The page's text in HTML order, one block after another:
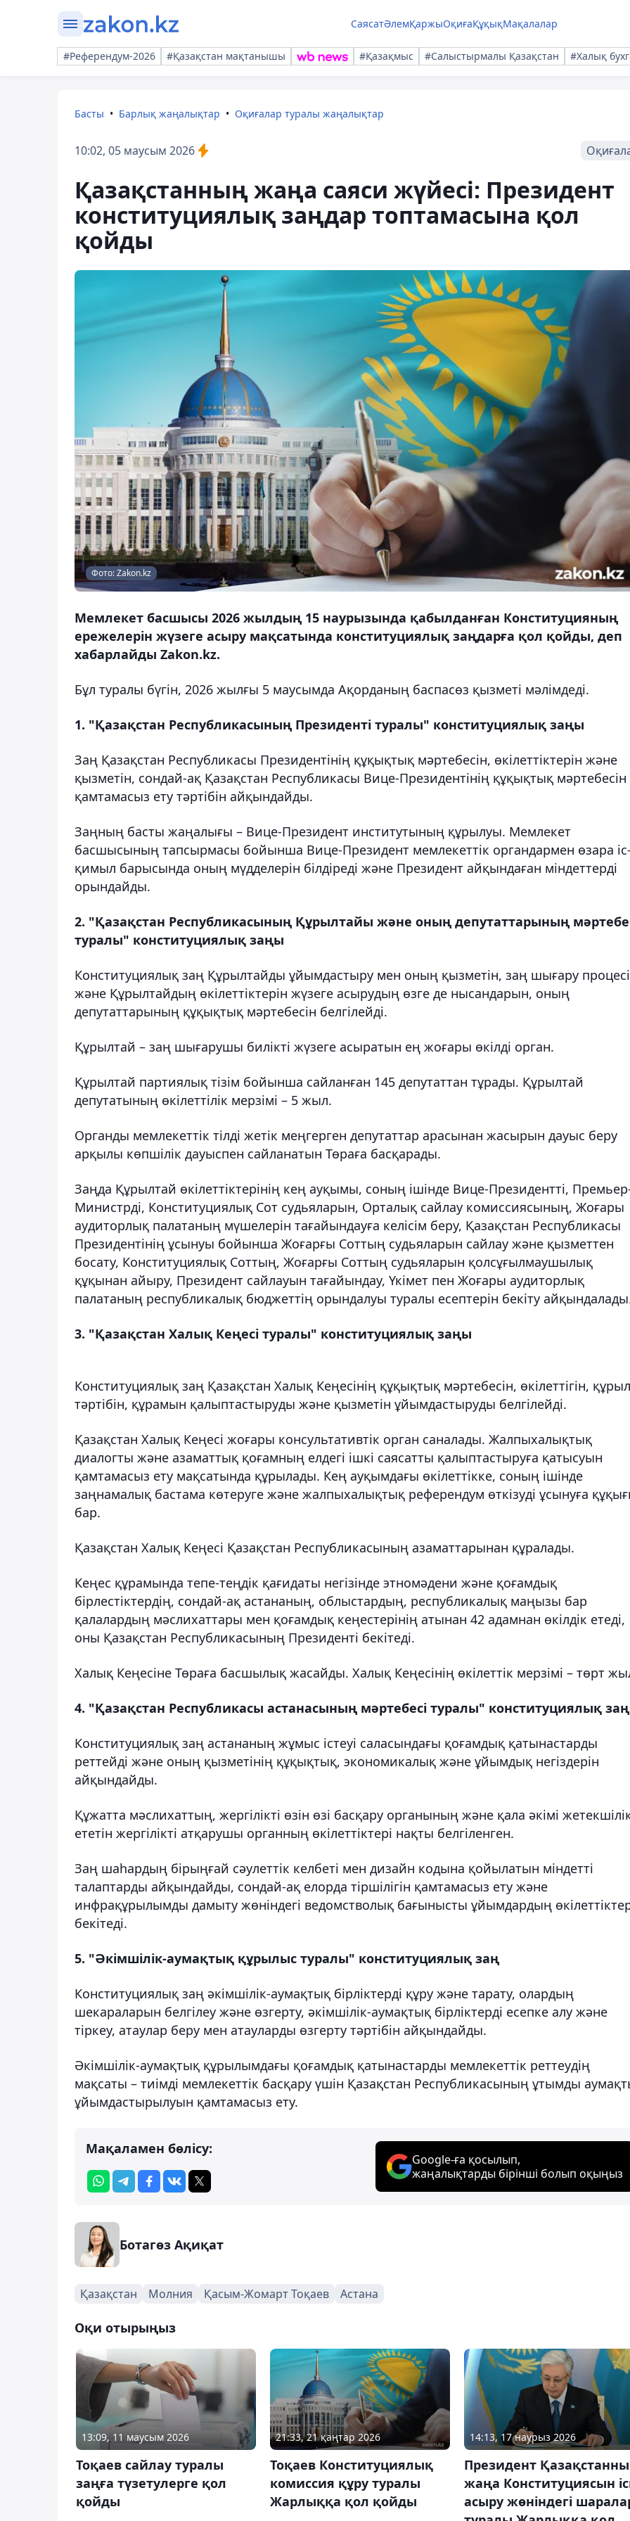
СаясатӘлемҚаржыОқиғаҚұқықМақалалар
#Референдум-2026 #Қазақстан мақтанышы #Қазақмыс #Салыстырмалы Қазақстан #Халық
Басты Барлық жаңалықтар Оқиғалар туралы жаңалықтар
10:02, 05 маусым 2026
Қазақстанның жаңа саяси жүйесі: Президент
конституциялық заңдар топтамасына қол
қойды
Фото: Zakon.kz
Мемлекет басшысы 2026 жылдың 15 наурызында қабылданған Конституцияның
ережелерін жүзеге асыру мақсатында конституциялық заңдарға қол қойды, деп
хабарлайды Zakon.kz.
Бұл туралы бүгін, 2026 жылғы 5 маусымда Ақорданың баспасөз қызметі мәлімдеді.
1. "Қазақстан Республикасының Президенті туралы" конституциялық заңы
Заң Қазақстан Республикасы Президентінің құқықтық мәртебесін, өкілеттіктерін және
қызметін, сондай-ақ Қазақстан Республикасы Вице-Президентінің құқықтық мәртебесін
қамтамасыз ету тәртібін айқындайды.
Заңның басты жаңалығы – Вице-Президент институтының құрылуы. Мемлекет
басшысының тапсырмасы бойынша Вице-Президент мемлекеттік органдармен өзара
қимыл барысында оның мүдделерін білдіреді және Президент айқындаған міндеттерді
орындайды.
2. "Қазақстан Республикасының Құрылтайы және оның депутаттарының
туралы" конституциялық заңы
Конституциялық заң Құрылтайды ұйымдастыру мен оның қызметін, заң шығару
және Құрылтайдың өкілеттіктерін жүзеге асырудың өзге де нысандарын, оның
депутаттарының құқықтық мәртебесін белгілейді.
Құрылтай – заң шығарушы билікті жүзеге асыратын ең жоғары өкілді орган.
Құрылтай партиялық тізім бойынша сайланған 145 депутаттан тұрады. Құрылтай
депутатының өкілеттілік мерзімі – 5 жыл.
Органды мемлекеттік тілді жетік меңгерген депутаттар арасынан жасырын дауыс беру
арқылы көпшілік дауыспен сайланатын Төраға басқарады.
Заңда Құрылтай өкілеттіктерінің кең ауқымы, соның ішінде Вице-Президентті,
Министрді, Конституциялық Сот судьяларын, Орталық сайлау комиссиясының, Жоғары
аудиторлық палатаның мүшелерін тағайындауға келісім беру, Қазақстан Республикасы
Президентінің ұсынуы бойынша Жоғарғы Соттың судьяларын сайлау және қызметтен
босату, Конституциялық Соттың, Жоғарғы Соттың судьяларын қолсұғылмаушылық
құқынан айыру, Президент сайлауын тағайындау, Үкімет пен Жоғары аудиторлық
палатаның республикалық бюджеттің орындалуы туралы есептерін бекіту
3. "Қазақстан Халық Кеңесі туралы" конституциялық заңы
Конституциялық заң Қазақстан Халық Кеңесінің құқықтық мәртебесін, өкілеттігін,
тәртібін, құрамын қалыптастыруды және қызметін ұйымдастыруды белгілейді.
Қазақстан Халық Кеңесі жоғары консультативтік орган саналады. Жалпыхалықтық
диалогты және азаматтық қоғамның елдегі ішкі саясатты қалыптастыруға қатысуын
қамтамасыз ету мақсатында құрылады. Кең ауқымдағы өкілеттікке, соның ішінде
заңнамалық бастама көтеруге және жалпыхалықтық референдум өткізуді ұсынуға
бар.
Қазақстан Халық Кеңесі Қазақстан Республикасының азаматтарынан құралады.
Кеңес құрамында тепе-теңдік қағидаты негізінде этномәдени және қоғамдық
бірлестіктердің, сондай-ақ астананың, облыстардың, республикалық маңызы бар
қалалардың мәслихаттары мен қоғамдық кеңестерінің атынан 42 адамнан өкілдік етеді,
оны Қазақстан Республикасының Президенті бекітеді.
Халық Кеңесіне Төраға басшылық жасайды. Халық Кеңесінің өкілеттік мерзімі – төрт
4. "Қазақстан Республикасы астанасының мәртебесі туралы" конституциялық
Конституциялық заң астананың жұмыс істеуі саласындағы қоғамдық қатынастарды
реттейді және оның қызметінің құқықтық, экономикалық және ұйымдық негіздерін
айқындайды.
Құжатта мәслихаттың, жергілікті өзін өзі басқару органының және қала әкімі
ететін жергілікті атқарушы органның өкілеттіктері нақты белгіленген.
Заң шаһардың бірыңғай сәулеттік келбеті мен дизайн кодына қойылатын міндетті
талаптарды айқындайды, сондай-ақ елорда тіршілігін қамтамасыз ету және
инфрақұрылымды дамыту жөніндегі ведомстволық бағынысты ұйымдардың
бекітеді.
5. "Әкімшілік-аумақтық құрылыс туралы" конституциялық заң
Конституциялық заң әкімшілік-аумақтық бірліктерді құру және тарату, олардың
шекараларын белгілеу және өзгерту, әкімшілік-аумақтық бірліктерді есепке алу және
тіркеу, атаулар беру мен атауларды өзгерту тәртібін айқындайды.
Әкімшілік-аумақтық құрылымдағы қоғамдық қатынастарды мемлекеттік реттеудің
мақсаты – тиімді мемлекеттік басқару үшін Қазақстан Республикасының ұтымды
ұйымдастырылуын қамтамасыз ету.
Мақаламен бөлісу:
Google-ға қосылып,
жаңалықтарды бірінші болып оқыңыз
Ботагөз Ақиқат
Қазақстан Молния Қасым-Жомарт Тоқаев Астана
Оқи отырыңыз
13:09, 11 маусым 2026
Тоқаев сайлау туралы
заңға түзетулерге қол
қойды
21:33, 21 қаңтар 2026
Тоқаев Конституциялық
комиссия құру туралы
Жарлыққа қол қойды
14:13, 17 наурыз 2026
Президент
жаңа Конституциясын
асыру жөніндегі